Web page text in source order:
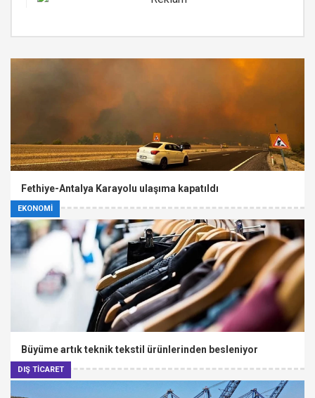
EKONOMİ
Fethiye-Antalya Karayolu ulaşıma kapatıldı
DIŞ TİCARET
Büyüme artık teknik tekstil ürünlerinden besleniyor